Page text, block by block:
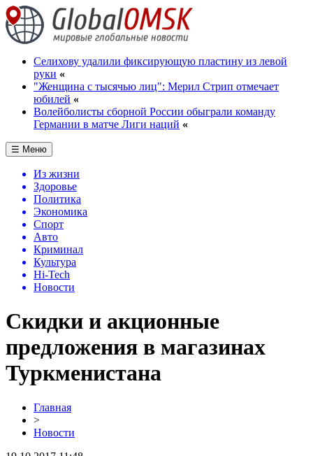
Селихову удалили фиксирующую пластину из левой
руки «
"Женщина с тысячью лиц": Мерил Стрип отмечает
юбилей «
Волейболисты сборной России обыграли команду
Германии в матче Лиги наций «
☰ Меню
Из жизни
Здоровье
Политика
Экономика
Спорт
Авто
Криминал
Культура
Hi-Tech
Новости
Скидки и акционные
предложения в магазинах
Туркменистана
Главная
>
Новости